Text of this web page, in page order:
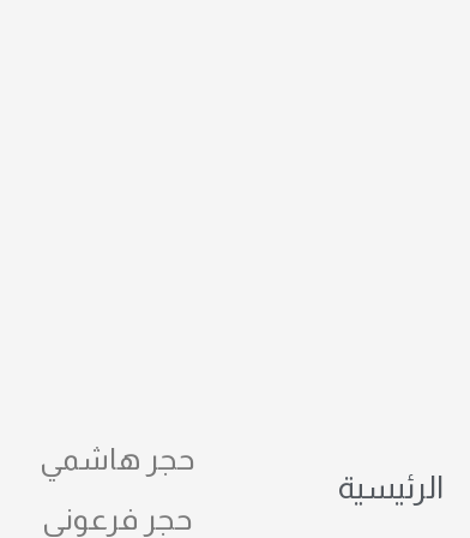
الرئيسية
حجر هاشمي
حجر فرعوني